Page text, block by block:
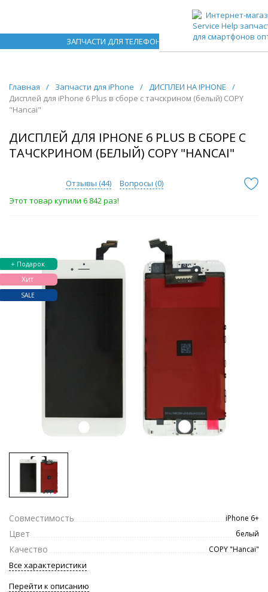
ЗАПЧАСТИ ДЛЯ ТЕЛЕФОНОВ ОПТОМ
Главная / Запчасти для iPhone / ДИСПЛЕИ НА IPHONE
/
Дисплей для iPhone 6 Plus в сборе с тачскрином (белый) COPY
"Hancai"
ДИСПЛЕЙ ДЛЯ IPHONE 6 PLUS В СБОРЕ С
ТАЧСКРИНОМ (БЕЛЫЙ) COPY "HANCAI"
Отзывы (44) Вопросы (0)
Этот товар купили 6 842 раз!
+ Подарок
Хит
SALE
Совместимость iPhone 6+
Цвет белый
Качество COPY "Hancai"
Все характеристики
Перейти к описанию